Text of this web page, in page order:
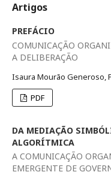
Artigos
PREFÁCIO
COMUNICAÇÃO
A DELIBERAÇÃO
Isaura Mourão Generoso,
PDF
DA MEDIAÇÃO
ALGORÍTMICA
A COMUNICAÇÃO
EMERGENTE DE